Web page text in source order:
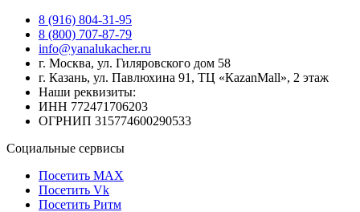
8 (916) 804-31-95
8 (800) 707-87-79
info@yanalukacher.ru
г. Москва, ул. Гиляровского дом 58
г. Казань, ул. Павлюхина 91, ТЦ «КazanMall», 2 этаж
Наши реквизиты:
ИНН 772471706203
ОГРНИП 315774600290533
Социальные сервисы
Посетить MAX
Посетить Vk
Посетить Ритм